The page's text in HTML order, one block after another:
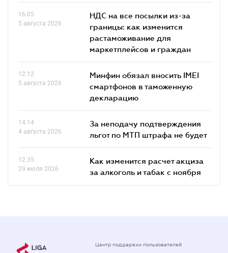
16.05
5 августа 2026
НДС на все посылки из-за
границы: как изменится
растаможивание для
маркетплейсов и граждан
12.12
5 августа 2026
Минфин обязал вносить IMEI
смартфонов в таможенную
декларацию
14.14
4 августа 2026
За неподачу подтверждения
льгот по МТП штрафа не будет
12.35
29 июля 2026
Как изменится расчет акциза
за алкоголь и табак с ноября
Центр поддержки пользователей